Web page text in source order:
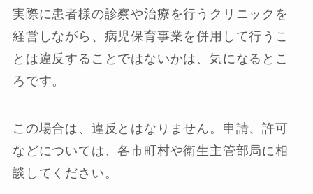
実際に患者様の診察や治療を行うクリニックを
経営しながら、病児保育事業を併用して行うこ
とは違反することではないかは、気になるとこ
ろです。
この場合は、違反とはなりません。 申請、許可
などについては、各市町村や衛生主管部局に相
談してください。